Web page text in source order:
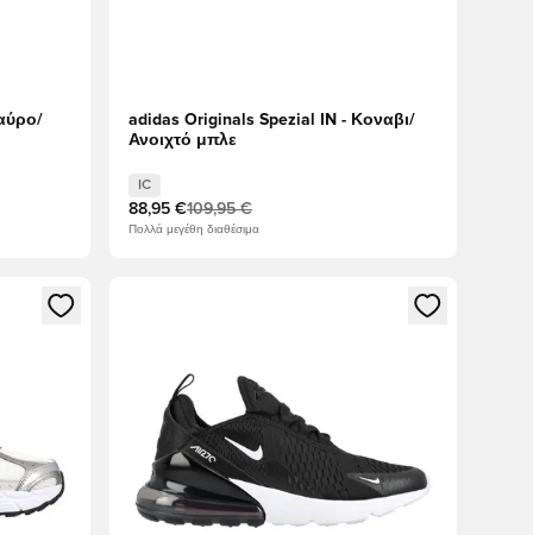
adidas Originals Spezial IN - Κοναβι/
Ανοιχτό μπλε
IC
88,95 €109,95 €
Πολλά μεγέθη διαθέσιμα
ή να εγγραφείτε ως μέλος
Ανοίγει ένα Modal για να συνδεθείτε ή να